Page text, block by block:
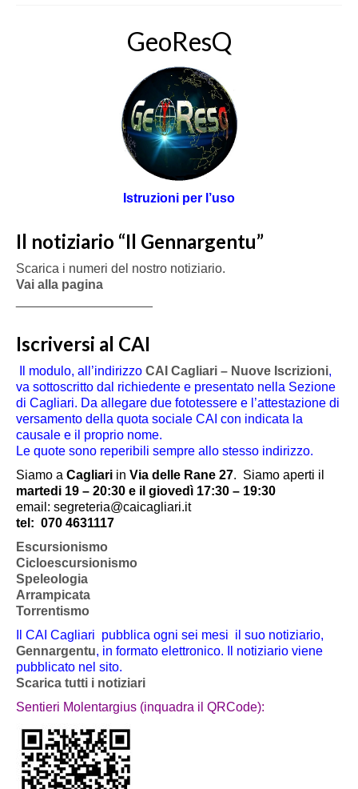
GeoResQ
Istruzioni per l’uso
Il notiziario “Il Gennargentu”
Scarica i numeri del nostro notiziario.
Vai alla pagina
Iscriversi al CAI
Il modulo, all’indirizzo CAI Cagliari – Nuove Iscrizioni,
va sottoscritto dal richiedente e presentato nella Sezione
di Cagliari. Da allegare due fototessere e l’attestazione di
versamento della quota sociale CAI con indicata la
causale e il proprio nome.
Le quote sono reperibili sempre allo stesso indirizzo.
Siamo a Cagliari in Via delle Rane 27. Siamo aperti il
martedi 19 – 20:30 e il giovedì 17:30 – 19:30
email: segreteria@caicagliari.it
tel: 070 4631117
Escursionismo
Cicloescursionismo
Speleologia
Arrampicata
Torrentismo
Il CAI Cagliari pubblica ogni sei mesi il suo notiziario,
Gennargentu, in formato elettronico. Il notiziario viene
pubblicato nel sito.
Scarica tutti i notiziari
Sentieri Molentargius (inquadra il QRCode):